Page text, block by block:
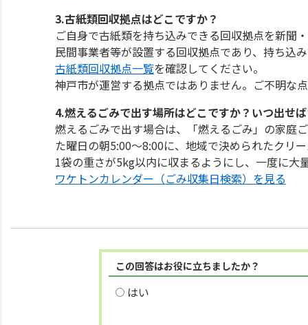
3.古紙類回収拠点はどこですか？
ご自身で古紙類を持ち込みできる回収拠点を新聞
民間事業者等が設置する回収拠点であり、持ち込
古紙類回収拠点一覧を確認してください。
神戸市が運営する拠点ではありません。ご不明な
4.燃えるごみで出す場所はどこですか？いつ出せ
燃えるごみで出す場合は、「燃えるごみ」の家庭
た曜日の朝5:00～8:00に、地域で決められたクリ
1袋の重さが5kg以内に収まるようにし、一度に大
ワケトンカレンダー（ごみ収集日検索）を見る
この回答はお役に立ちましたか？
はい